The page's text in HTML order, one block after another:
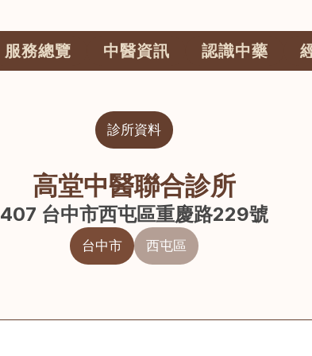
服務總覽 中醫資訊 認識中藥
診所資料
高堂中醫聯合診所
407 台中市西屯區重慶路229號
台中市 西屯區